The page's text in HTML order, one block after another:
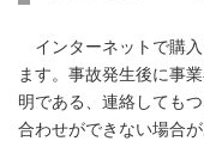
インターネットで購
ます。事故発生後に事
明である、連絡しても
合わせができない場合